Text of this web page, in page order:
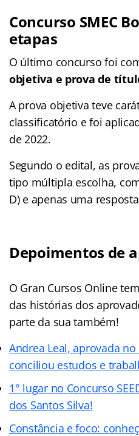
Concurso SMEC
etapas
O último concurso foi
objetiva e prova de
A prova objetiva teve
classificatório e foi
de 2022.
Segundo o edital, as
tipo múltipla escolha,
D) e apenas uma
Depoimentos de
O Gran Cursos Online
das histórias dos
parte da sua também!
Andrea Leal, aprovada no
conciliou estudos e
1° lugar no Concurso
dos Santos Silva!
Constância e foco: